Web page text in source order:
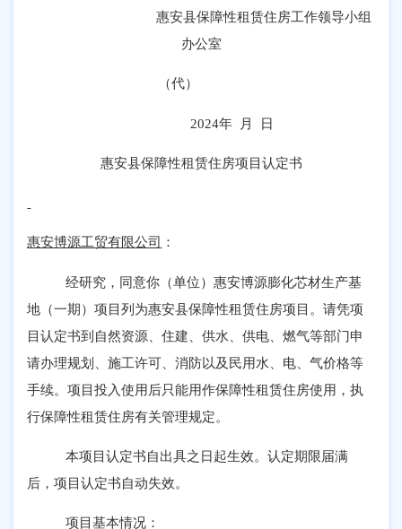
惠安县保障性租赁住房工作领导小组
办公室
（代）
2024年 月 日
惠安县保障性租赁住房项目认定书
惠安博源工贸有限公司 ：
经研究，同意你（单位）惠安博源膨化芯材生产基
地（一期）项目列为惠安县保障性租赁住房项目。请凭项
目认定书到自然资源、住建、供水、供电、燃气等部门申
请办理规划、施工许可、消防以及民用水、电、气价格等
手续。项目投入使用后只能用作保障性租赁住房使用，执
行保障性租赁住房有关管理规定。
本项目认定书自出具之日起生效。认定期限届满
后，项目认定书自动失效。
项目基本情况：